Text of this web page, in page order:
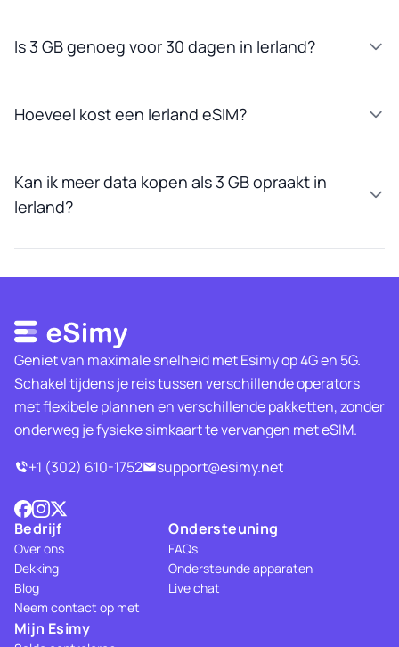
Is 3 GB genoeg voor 30 dagen in Ierland?
Hoeveel kost een Ierland eSIM?
Kan ik meer data kopen als 3 GB opraakt in
Ierland?
Geniet van maximale snelheid met Esimy op 4G en 5G.
Schakel tijdens je reis tussen verschillende operators
met flexibele plannen en verschillende pakketten, zonder
onderweg je fysieke simkaart te vervangen met eSIM.
+1 (302) 610-1752
support@esimy.net
Bedrijf
Over ons
Dekking
Blog
Neem contact op met
Ondersteuning
FAQs
Ondersteunde apparaten
Live chat
Mijn Esimy